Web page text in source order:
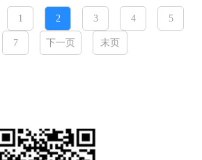
1 2 3 4 5
7 下一页 末页